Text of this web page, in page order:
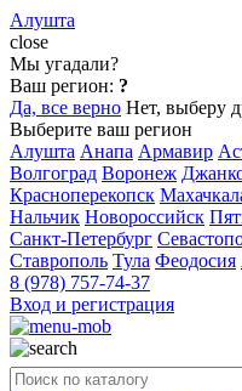
Алушта
close
Мы угадали?
Ваш регион: ?
Да, все верно Нет, выберу
Выберите ваш регион
Алушта Анапа Армавир
Волгоград Воронеж
Красноперекопск
Нальчик Новороссийск
Санкт-Петербург
Ставрополь Тула Феодосия
8 (978) 757-74-37
Вход и регистрация